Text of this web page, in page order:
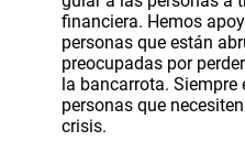
financiera. Hemos
personas que están
preocupadas por
la bancarrota.
personas que
crisis.